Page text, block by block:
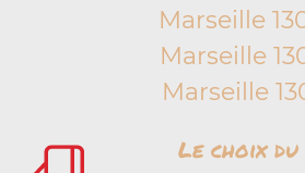
Marseille
Marseille
Marseille
Le choix du